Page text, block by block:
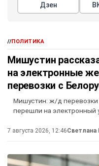
Дзен
//ПОЛИТИКА
Мишустин
на электронные
перевозки с
Мишустин: ж/д
перешли на электронный
7 августа 2026, 12:46Светлана